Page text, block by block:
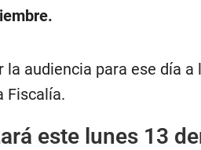
audiencia para ese día a
Fiscalía.
este lunes 13